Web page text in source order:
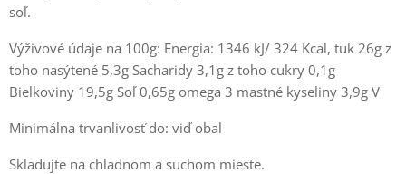
soľ.
Výživové údaje na 100g: Energia: 1346 kJ/ 324 Kcal, tuk 26g z
toho nasýtené 5,3g Sacharidy 3,1g z toho cukry 0,1g
Bielkoviny 19,5g Soľ 0,65g omega 3 mastné kyseliny 3,9g V
Minimálna trvanlivosť do: viď obal
Skladujte na chladnom a suchom mieste.